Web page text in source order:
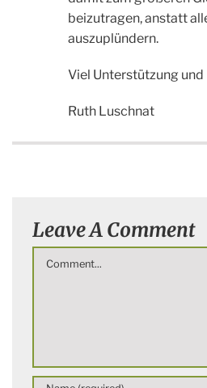
beizutragen, anstatt
auszuplündern.
Viel Unterstützung und
Ruth Luschnat
Leave A Comment